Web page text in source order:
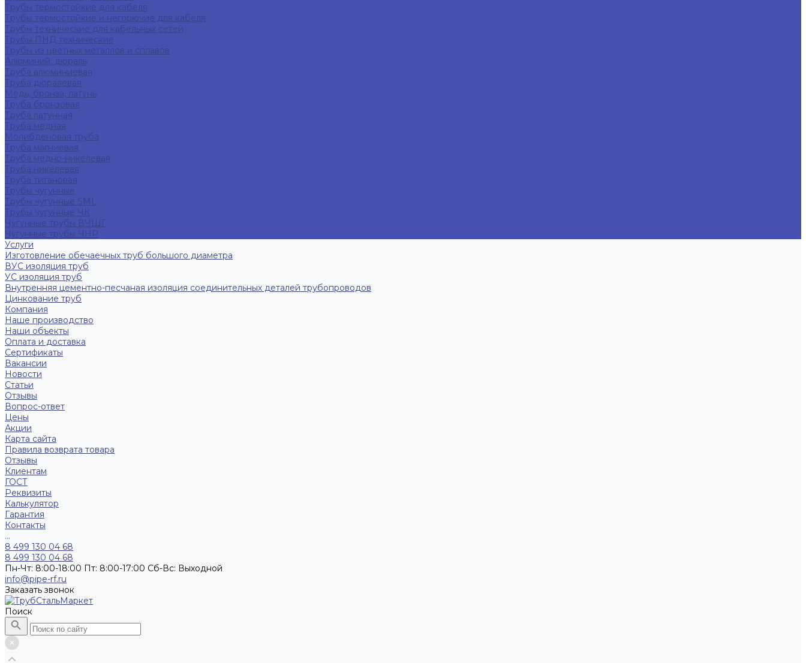
Трубы термостойкие для кабеля
Трубы термостойкие и негорючие для кабеля
Трубы технические для кабельных сетей
Трубы ПНД технические
Трубы из цветных металлов и сплавов
Алюминий, дюраль
Труба алюминиевая
Труба дюралевая
Медь, бронза, латунь
Труба бронзовая
Труба латунная
Труба медная
Молибденовая труба
Труба магниевая
Труба медно-никелевая
Труба никелевая
Труба титановая
Трубы чугунные
Трубы чугунные SML
Трубы чугунные ЧК
Чугунные трубы ВЧШГ
Чугунные трубы ЧНР
Услуги
Изготовление обечаечных труб большого диаметра
ВУС изоляция труб
УС изоляция труб
Внутренняя цементно-песчаная изоляция соединительных деталей трубопроводов
Цинкование труб
Компания
Наше производство
Наши объекты
Оплата и доставка
Сертификаты
Вакансии
Новости
Статьи
Отзывы
Вопрос-ответ
Цены
Акции
Карта сайта
Правила возврата товара
Отзывы
Клиентам
ГОСТ
Реквизиты
Калькулятор
Гарантия
Контакты
...
8 499 130 04 68
8 499 130 04 68
Пн-Чт: 8:00-18:00 Пт: 8:00-17:00 Сб-Вс: Выходной
info@pipe-rf.ru
Заказать звонок
Поиск